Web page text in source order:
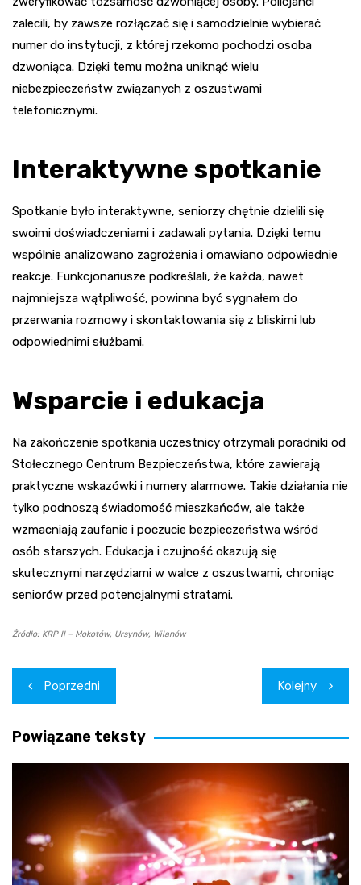
zalecili, by zawsze rozłączać się i samodzielnie wybierać
numer do instytucji, z której rzekomo pochodzi osoba
dzwoniąca. Dzięki temu można uniknąć wielu
niebezpieczeństw związanych z oszustwami
telefonicznymi.
Interaktywne spotkanie
Spotkanie było interaktywne, seniorzy chętnie dzielili się
swoimi doświadczeniami i zadawali pytania. Dzięki temu
wspólnie analizowano zagrożenia i omawiano odpowiednie
reakcje. Funkcjonariusze podkreślali, że każda, nawet
najmniejsza wątpliwość, powinna być sygnałem do
przerwania rozmowy i skontaktowania się z bliskimi lub
odpowiednimi służbami.
Wsparcie i edukacja
Na zakończenie spotkania uczestnicy otrzymali poradniki od
Stołecznego Centrum Bezpieczeństwa, które zawierają
praktyczne wskazówki i numery alarmowe. Takie działania nie
tylko podnoszą świadomość mieszkańców, ale także
wzmacniają zaufanie i poczucie bezpieczeństwa wśród
osób starszych. Edukacja i czujność okazują się
skutecznymi narzędziami w walce z oszustwami, chroniąc
seniorów przed potencjalnymi stratami.
Źródło: KRP II – Mokotów, Ursynów, Wilanów
Nawigacja
wpisu
Poprzedni Kolejny
Powiązane teksty